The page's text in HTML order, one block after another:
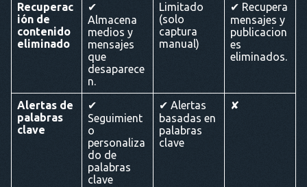
Recuperac
ión de
contenido
eliminado
✔
Almacena
medios y
mensajes
que
desaparece
n.
Limitado
(solo
captura
manual)
✔ Recupera
mensajes y
publicacion
es
eliminados.
Alertas de
palabras
clave
✔
Seguimient
o
personaliza
do de
palabras
clave
✔ Alertas
basadas en
palabras
clave
✘